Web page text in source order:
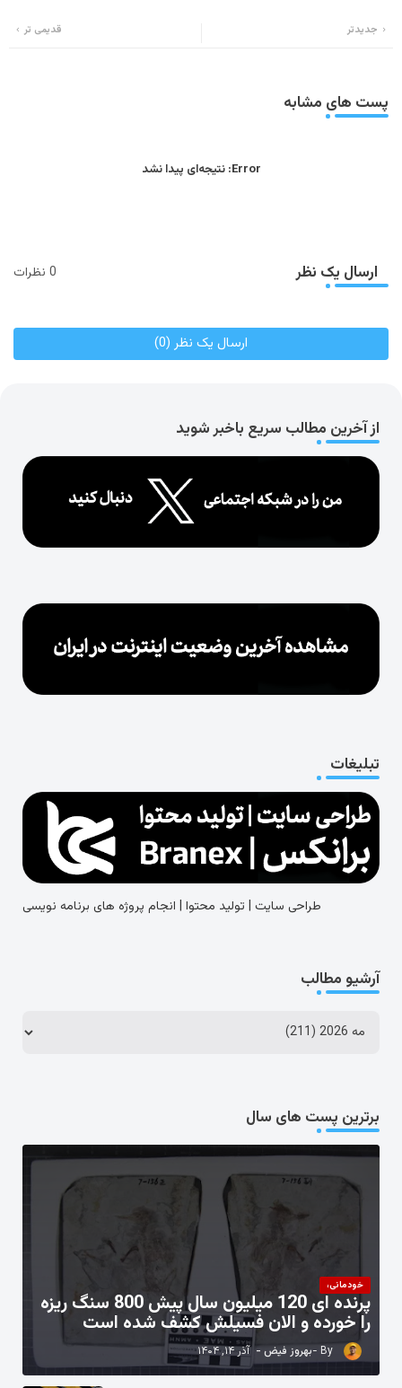
جدیدتر قدیمی تر
پست های مشابه
Error: نتیجه‌ای پیدا نشد
ارسال یک نظر 0 نظرات
ارسال یک نظر (0)
از آخرین مطالب سریع باخبر شوید
تبلیغات
طراحی سایت | تولید محتوا | انجام پروژه های برنامه نویسی
آرشیو مطالب
برترین پست های سال
خودمانی،
پرنده ای 120 میلیون سال پیش 800 سنگ ریزه
را خورده و الان فسیلش کشف شده است
بهروز فیض آذر ۱۴, ۱۴۰۴